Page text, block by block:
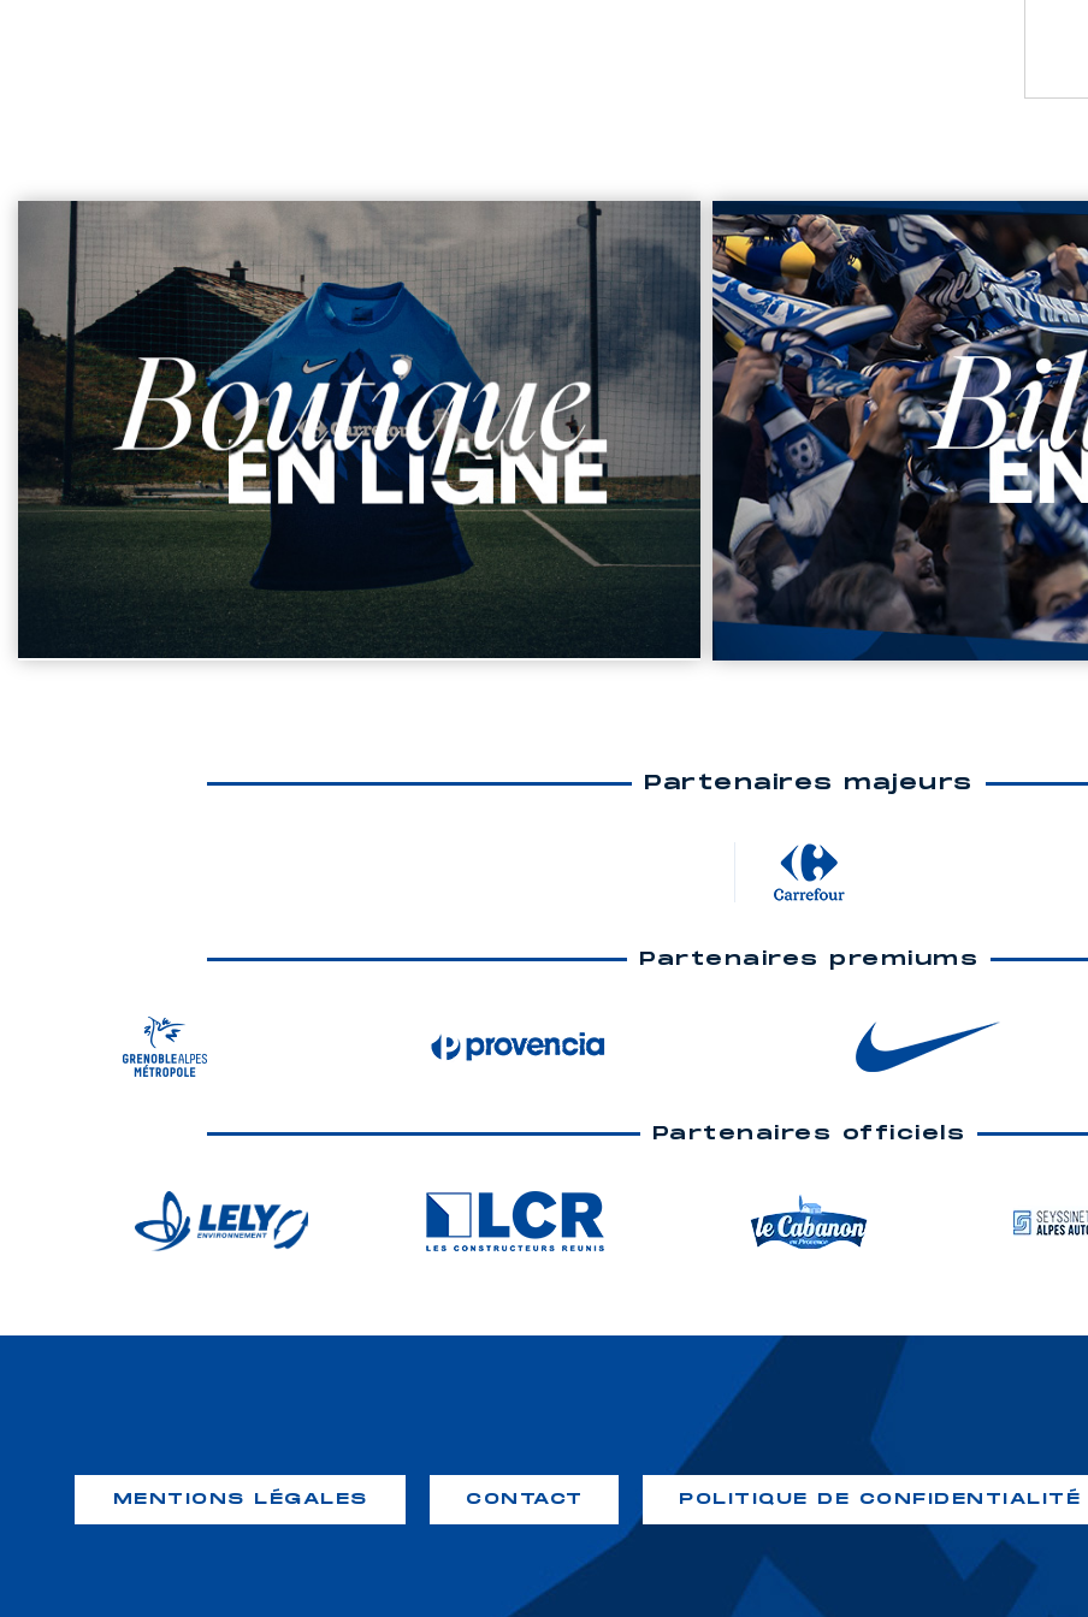
Partenaires majeurs
Partenaires premiums
Partenaires officiels
MENTIONS LÉGALES CONTACT POLITIQUE DE CONFIDENTIALITÉ